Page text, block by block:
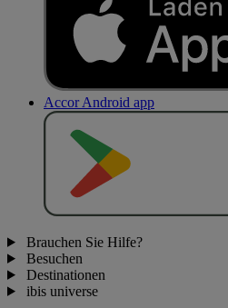
Accor Android app
Brauchen Sie Hilfe?
Besuchen
Destinationen
ibis universe